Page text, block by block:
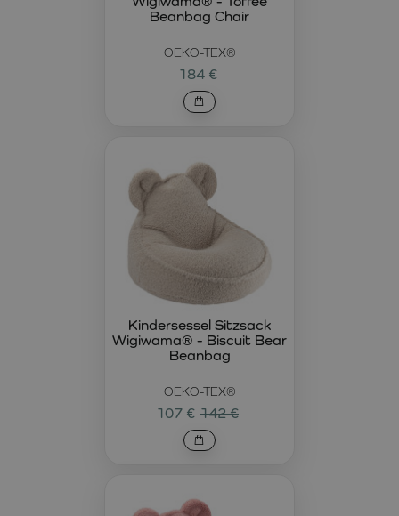
OEKO-TEX®
Beanbag Chair
184 €
OEKO-TEX®
Kindersessel Sitzsack
Wigiwama® - Biscuit Bear
Beanbag
107 € 142 €